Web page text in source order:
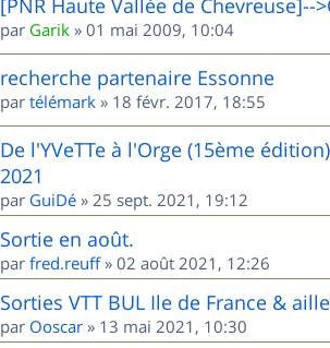
[PNR Haute Vallée de
par Garik » 01 mai 2009, 10:04
recherche partenaire Essonne
par télémark » 18 févr. 2017, 18:55
De l'YVeTTe à l'Orge (15ème
2021
par GuiDé » 25 sept. 2021, 19:12
Sortie en août.
par fred.reuff» 02 août 2021, 12:26
Sorties VTT BUL Ile de France &
par Ooscar » 13 mai 2021, 10:30